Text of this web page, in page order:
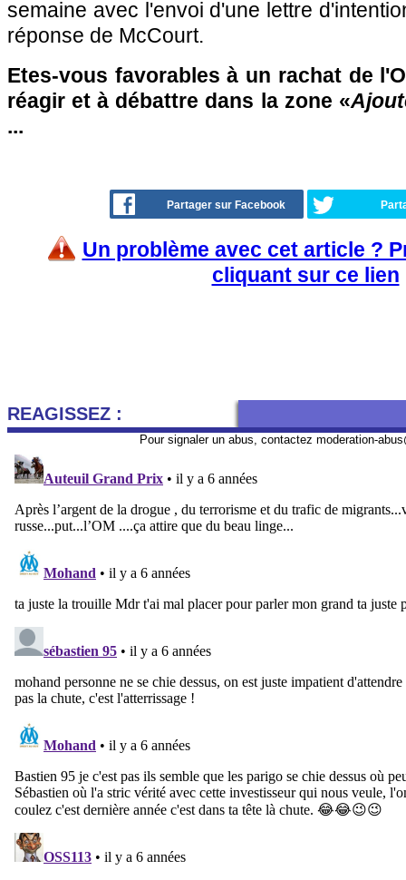
semaine avec l'envoi d'une lettre
réponse de McCourt.
Etes-vous favorables à un rachat de
réagir et à débattre dans la zone «
...
Partager sur Facebook
Un problème avec cet article ?
cliquant sur ce lien
REAGISSEZ :
Pour signaler un abus, contactez moderation-